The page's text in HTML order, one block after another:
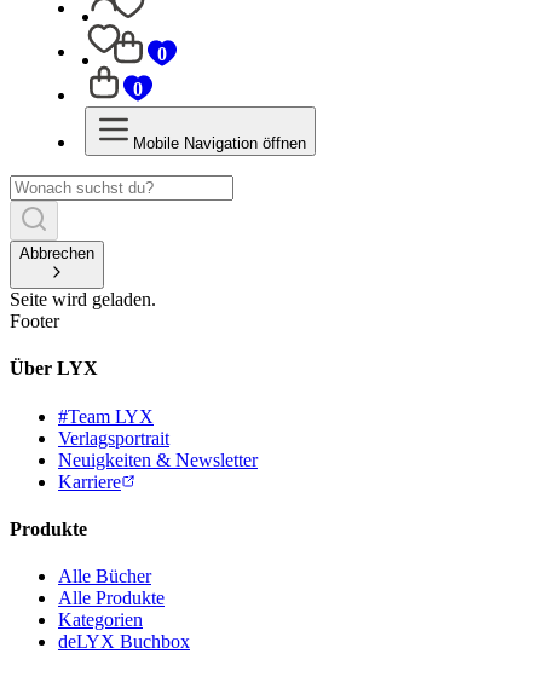
0
0
Mobile Navigation öffnen
Abbrechen
Seite wird geladen.
Footer
Über LYX
#Team LYX
Verlagsportrait
Neuigkeiten & Newsletter
Karriere
Produkte
Alle Bücher
Alle Produkte
Kategorien
deLYX Buchbox